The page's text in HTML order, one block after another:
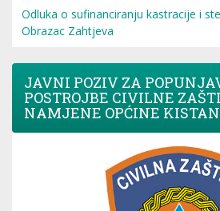
Odluka o sufinanciranju kastracije i
Obrazac Zahtjeva
JAVNI POZIV ZA
POSTROJBE CIVILNE
NAMJENE OPĆINE